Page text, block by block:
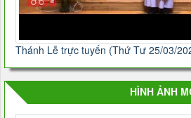
Thánh Lễ trực tuyến (Thứ Tư 25/03/
HÌNH ẢNH